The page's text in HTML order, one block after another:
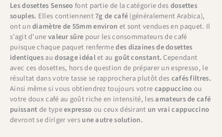
Les dosettes Senseofont partie de la catégorie desdosettes
souples. Elles contiennent7g de café(généralement Arabica),
ont undiamètre de 55mm environ et sont vendues en paquet. Il
s’agit d’unevaleur sûre pour les consommateurs de café
puisque chaque paquet renfermedes dizaines de dosettes
identiquesaudosage idéalet au goût constant.Cependant
avec ces dosettes, hors de question de préparer un espresso, le
résultat dans votre tasse se rapprochera plutôt descafés filtres.
Ainsi même si vous obtiendrez toujours votrecappuccinoou
votre doux café au goût riche en intensité, lesamateurs de café
puissantde typeexpressoou ceux désirant un vrai cappuccino
devront se diriger versune autre solution.